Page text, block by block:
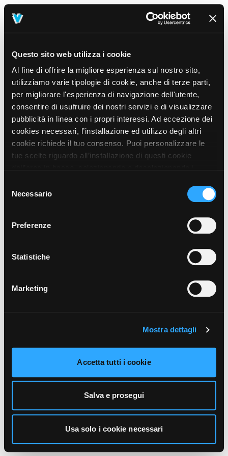
Questo sito web utilizza i cookie
Al fine di offrire la migliore esperienza sul nostro sito,
utilizziamo varie tipologie di cookie, anche di terze parti,
per migliorare l'esperienza di navigazione dell'utente,
consentire di usufruire dei nostri servizi e di visualizzare
pubblicità in linea con i propri interessi. Ad eccezione dei
cookies necessari, l’installazione ed utilizzo degli altri
cookie richiede il tuo consenso. Puoi personalizzare le
tue scelte riguardo all’installazione di questi cookie
prosegui” o decidere di accettare tutti i cookie, cliccando
sul pulsante “Accetta tutti i cookie”. Cliccando sul tasto
unicamente i cookie necessari alla navigazione. Per
funzionamento, puoi prendere visione dell’informativa
cliccando qui.
delNecessario
Preferenze
Statistiche
Marketing
Mostra dettagli
Accetta tutti i cookie
Salva e prosegui
Usa solo i cookie necessari
404